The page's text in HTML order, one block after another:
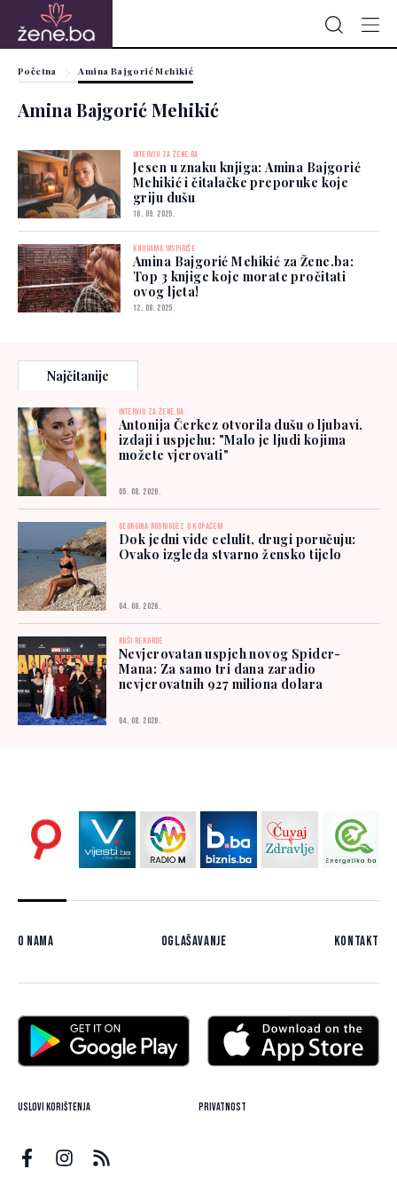
Početna Amina Bajgorić Mehikić
Amina Bajgorić Mehikić
INTERVJU ZA ŽENE.BA
Jesen u znaku knjiga: Amina Bajgorić
Mehikić i čitalačke preporuke koje
griju dušu
16. 09. 2025.
KNJIGAMA INSPIRIŠE
Amina Bajgorić Mehikić za Žene.ba:
Top 3 knjige koje morate pročitati
ovog ljeta!
12. 08. 2025.
Najčitanije
INTERVJU ZA ŽENE.BA
Antonija Čerkez otvorila dušu o ljubavi,
izdaji i uspjehu: "Malo je ljudi kojima
možete vjerovati"
05. 08. 2026.
GEORGINA RODRIGUEZ U KUPAĆEM
Dok jedni vide celulit, drugi poručuju:
Ovako izgleda stvarno žensko tijelo
04. 08. 2026.
RUŠI REKORDE
Nevjerovatan uspjeh novog Spider-
Mana: Za samo tri dana zaradio
nevjerovatnih 927 miliona dolara
04. 08. 2026.
O nama Oglašavanje Kontakt
Uslovi korištenja Privatnost